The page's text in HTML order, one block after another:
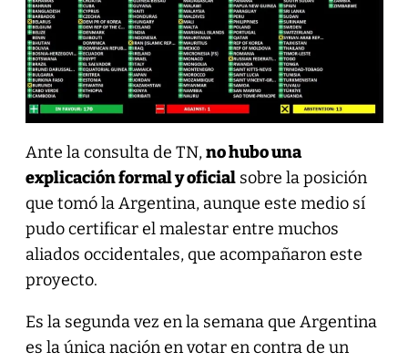
Ante la consulta de TN,no hubo una
explicación formal y oficialsobre la posición
que tomó la Argentina, aunque este medio sí
pudo certificar el malestar entre muchos
aliados occidentales, que acompañaron este
proyecto.
Es la segunda vez en la semana que Argentina
es la única nación en votar en contra de un